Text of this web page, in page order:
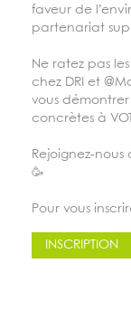
faveur de
partenariat
Ne ratez pas
chez DRI et
vous
concrètes à
Rejoignez-
🥳
Pour vous
INSCRIPTION